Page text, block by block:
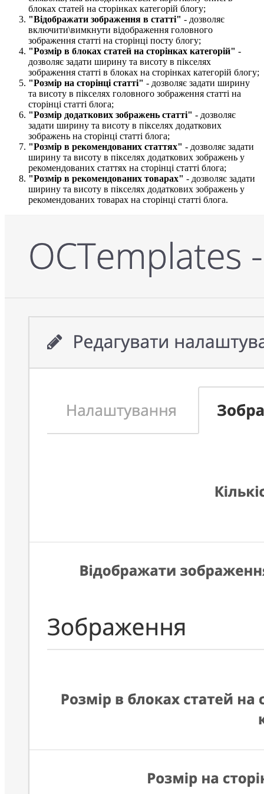
блоках статей на сторінках категорій блогу;
"Відображати зображення в статті​" - дозволяє
включити\вимкнути відображення головного
зображення статті на сторінці посту блогу;
"Розмір в блоках статей на сторінках категорій​" -
дозволяє задати ширину та висоту в пікселях
зображення статті в блоках на сторінках категорій блогу;
"Розмір на сторінці статті​" - дозволяє задати ширину
та висоту в пікселях головного зображення статті на
сторінці статті блога;
"Розмір додаткових зображень статті​" - дозволяє
задати ширину та висоту в пікселях додаткових
зображень на сторінці статті блога;
"Розмір в рекомендованих статтях​" - дозволяє задати
ширину та висоту в пікселях додаткових зображень у
рекомендованих статтях на сторінці статті блога;
"Розмір в рекомендованих товарах" - дозволяє задати
ширину та висоту в пікселях додаткових зображень у
рекомендованих товарах на сторінці статті блога.